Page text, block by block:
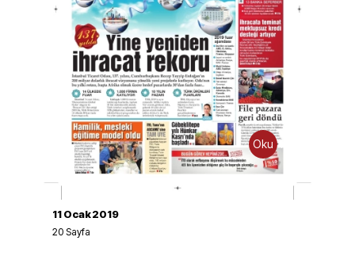
Oku İndir
11 Ocak 2019
20Sayfa